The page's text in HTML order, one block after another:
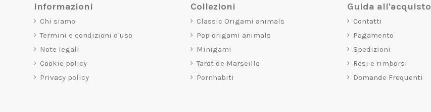
Informazioni
Chi siamo
Termini e condizioni d'uso
Note legali
Cookie policy
Privacy policy
Collezioni
Classic Origami animals
Pop origami animals
Minigami
Tarot de Marseille
Pornhabiti
Guida all'acquisto
Contatti
Pagamento
Spedizioni
Resi e rimborsi
Domande Frequenti